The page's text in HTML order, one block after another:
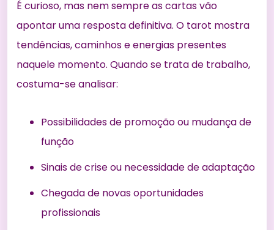
É curioso, mas nem sempre as cartas vão
apontar uma resposta definitiva. O tarot mostra
tendências, caminhos e energias presentes
naquele momento. Quando se trata de trabalho,
costuma-se analisar:
Possibilidades de promoção ou mudança de
função
Sinais de crise ou necessidade de adaptação
Chegada de novas oportunidades
profissionais